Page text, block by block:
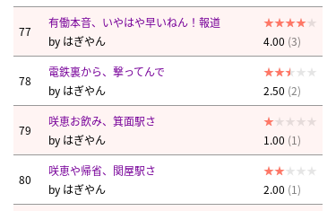
77
有働本音、いやはや早いねん！報道
by はぎやん 4.00 (3)
78
電鉄裏から、撃ってんで
by はぎやん 2.50 (2)
79
咲恵お飲み、箕面駅さ
by はぎやん 1.00 (1)
80
咲恵や帰省、関屋駅さ
by はぎやん 2.00 (1)